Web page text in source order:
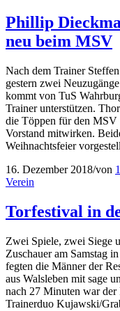
Phillip
neu beim MSV
Nach dem Trainer
gestern zwei
kommt von TuS
Trainer unterstützen.
die Töppen für den
Vorstand mitwirken.
Weihnachtsfeier
16. Dezember 2018/von
Verein
Torfestival in
Zwei Spiele, zwei Siege
Zuschauer am Samstag
fegten die Männer der
aus Walsleben mit sage
nach 27 Minuten war der
Trainerduo Kujawski/